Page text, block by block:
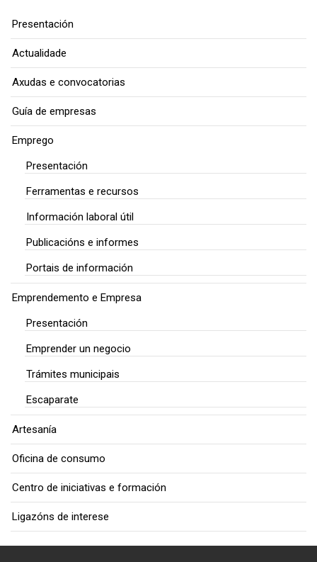
Presentación
Actualidade
Axudas e convocatorias
Guía de empresas
Emprego
Presentación
Ferramentas e recursos
Información laboral útil
Publicacións e informes
Portais de información
Emprendemento e Empresa
Presentación
Emprender un negocio
Trámites municipais
Escaparate
Artesanía
Oficina de consumo
Centro de iniciativas e formación
Ligazóns de interese